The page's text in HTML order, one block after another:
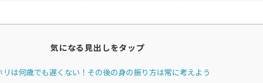
気になる見出しをタップ
は何歳でも遅くない！その後の身の振り方は常に考えよう